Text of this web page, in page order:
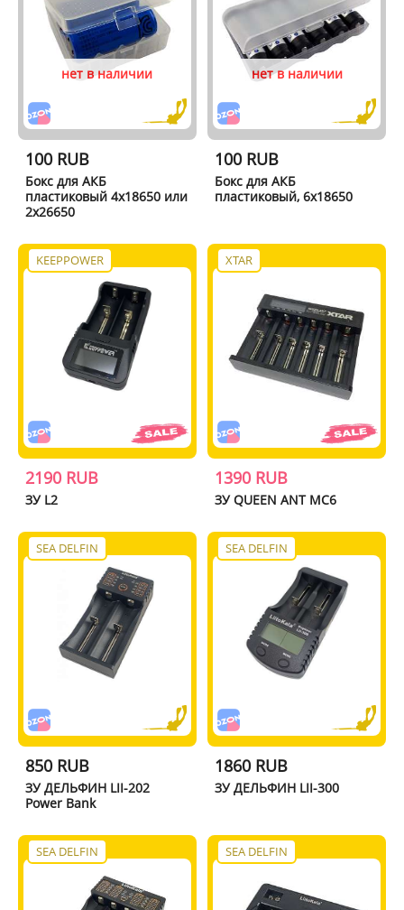
нет в наличии
100 RUB
Бокс для АКБ
пластиковый 4x18650 или
2x26650
нет в наличии
100 RUB
Бокс для АКБ
пластиковый, 6x18650
KEEPPOWER
2190 RUB
ЗУ L2
XTAR
1390 RUB
ЗУ QUEEN ANT MC6
SEA DELFIN
850 RUB
ЗУ ДЕЛЬФИН LII-202
Power Bank
SEA DELFIN
1860 RUB
ЗУ ДЕЛЬФИН LII-300
SEA DELFIN SEA DELFIN